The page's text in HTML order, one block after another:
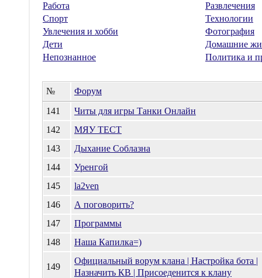
Работа
Развлечения
Спорт
Технологии
Увлечения и хобби
Фотография
Дети
Домашние
Непознанное
Политика и
№
Форум
141
Читы для игры Танки Онлайн
142
МЯУ ТЕСТ
143
Дыхание Соблазна
144
Уренгой
145
la2ven
146
А поговорить?
147
Программы
148
Наша Капилка=)
149
Официальный ворум клана | Настройка бота |
Назначить КВ | Присоеденится к клану